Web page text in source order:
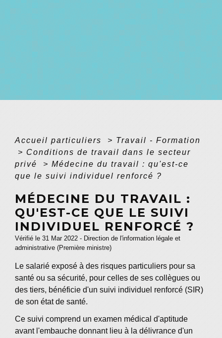
Accueil particuliers > Travail - Formation
> Conditions de travail dans le secteur
privé
> Médecine du travail : qu'est-ce
que le suivi individuel renforcé ?
MÉDECINE DU TRAVAIL :
QU'EST-CE QUE LE SUIVI
INDIVIDUEL RENFORCÉ ?
Vérifié le 31 Mar 2022 - Direction de l'information légale et
administrative (Première ministre)
Le salarié exposé à des risques particuliers pour sa
santé ou sa sécurité, pour celles de ses collègues ou
des tiers, bénéficie d'un suivi individuel renforcé (SIR)
de son état de santé.
Ce suivi comprend un examen médical d'aptitude
avant l'embauche donnant lieu à la délivrance d'un